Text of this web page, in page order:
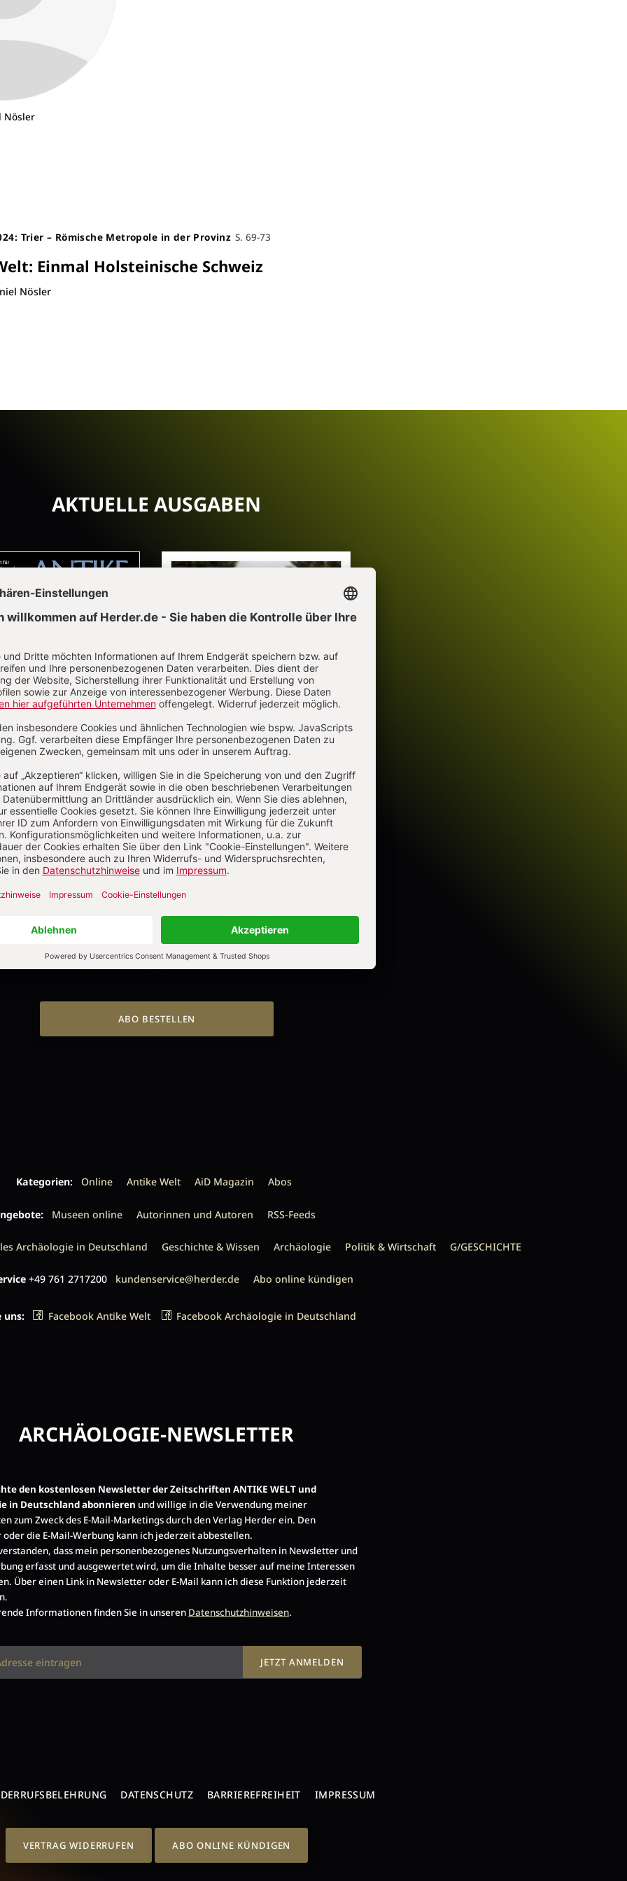
Nösler
Trier – Römische Metropole in der Provinz S. 69-73
: Einmal Holsteinische Schweiz
Nösler
AKTUELLE AUSGABEN
2026
der Antike
ZUM HEFT
Heft 4/2026
ALLE HEFTE
ABO BESTELLEN
Kategorien: Online Antike Welt AiD Magazin Abos
Museen online Autorinnen und Autoren RSS-Feeds
Archäologie in Deutschland Geschichte & Wissen Archäologie Politik & Wirtschaft G/GESCHICHTE
+49 761 2717200 kundenservice@herder.de Abo online kündigen
uns: Facebook Antike Welt Facebook Archäologie in Deutschland
ARCHÄOLOGIE-NEWSLETTER
den kostenlosen Newsletter der Zeitschriften ANTIKE WELT und
in Deutschland abonnieren und willige in die Verwendung meiner
zum Zweck des E-Mail-Marketings durch den Verlag Herder ein. Den
die E-Mail-Werbung kann ich jederzeit abbestellen.
dass mein personenbezogenes Nutzungsverhalten in Newsletter und
erfasst und ausgewertet wird, um die Inhalte besser auf meine Interessen
Über einen Link in Newsletter oder E-Mail kann ich diese Funktion jederzeit
Informationen finden Sie in unseren Datenschutzhinweisen.
JETZT ANMELDEN
DATENSCHUTZ BARRIEREFREIHEIT IMPRESSUM
VERTRAG WIDERRUFEN ABO ONLINE KÜNDIGEN